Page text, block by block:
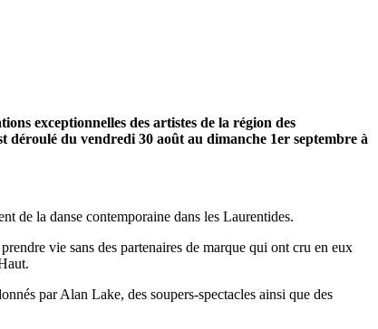
exceptionnelles des artistes de la région des
du vendredi 30 août au dimanche 1er septembre à
de la danse contemporaine dans les Laurentides.
vie sans des partenaires de marque qui ont cru en eux
par Alan Lake, des soupers-spectacles ainsi que des